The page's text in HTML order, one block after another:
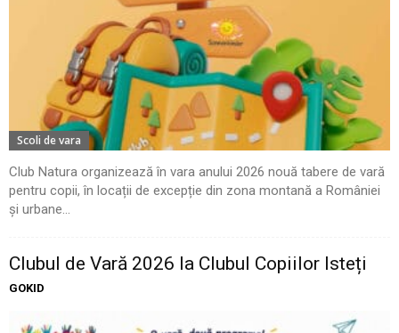
Scoli de vara
Club Natura organizează în vara anului 2026 nouă tabere de vară
pentru copii, în locații de excepție din zona montană a României
și urbane...
Clubul de Vară 2026 la Clubul Copiilor Isteți
GOKID